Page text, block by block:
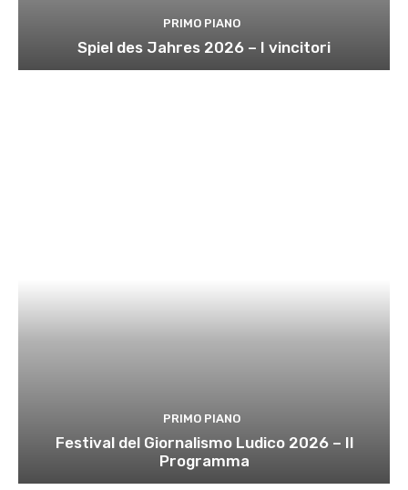
PRIMO PIANO
Spiel des Jahres 2026 – I vincitori
PRIMO PIANO
Festival del Giornalismo Ludico 2026 – Il
Programma